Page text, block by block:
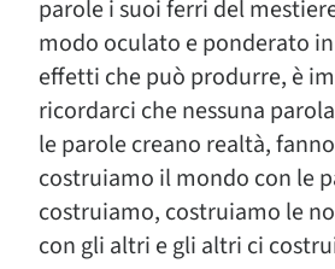
parole i suoi ferri del
modo oculato e ponderato
effetti che può produrre, è
ricordarci che nessuna
le parole creano realtà,
costruiamo il mondo con le
costruiamo, costruiamo le
con gli altri e gli altri ci